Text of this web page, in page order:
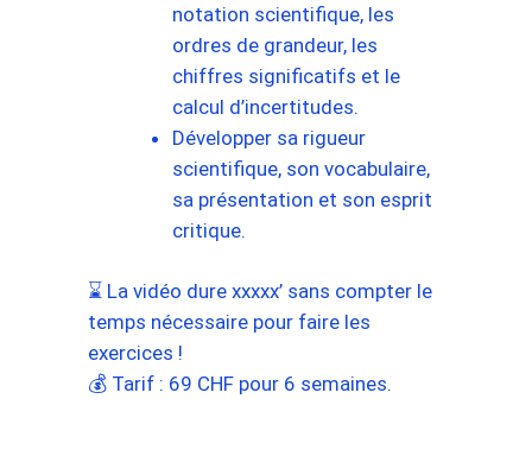
notation scientifique, les
ordres de grandeur, les
chiffres significatifs et le
calcul d’incertitudes.
Développer sa rigueur
scientifique, son vocabulaire,
sa présentation et son esprit
critique.
⌛ La vidéo dure xxxxx’ sans compter le
temps nécessaire pour faire les
exercices !
💰 Tarif : 69 CHF pour 6 semaines.